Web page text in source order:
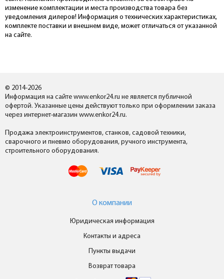
изменение комплектации и места производства товара без
уведомления дилеров! Информация о технических характеристиках,
комплекте поставки и внешнем виде, может отличаться от указанной
на сайте.
© 2014-2026
Информация на сайте www.enkor24.ru не является публичной
офертой. Указанные цены действуют только при оформлении заказа
через интернет-магазин www.enkor24.ru.
Продажа электроинструментов, станков, садовой техники,
сварочного и пневмо оборудования, ручного инструмента,
строительного оборудования.
О компании
Юридическая информация
Контакты и адреса
Пункты выдачи
Возврат товара